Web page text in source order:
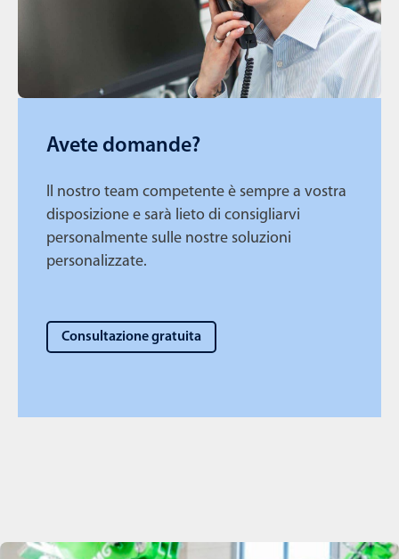
Avete domande?
Il nostro team competente è sempre a vostra
disposizione e sarà lieto di consigliarvi
personalmente sulle nostre soluzioni
personalizzate.
Consultazione gratuita